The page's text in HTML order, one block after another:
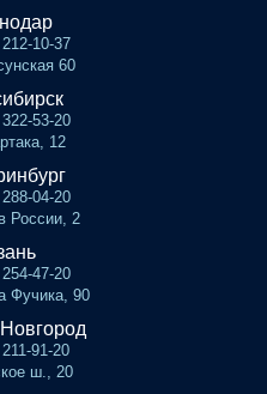
10-37
60
53-20
12
04-20
России, 2
47-20
Фучика, 90
91-20
ш., 20